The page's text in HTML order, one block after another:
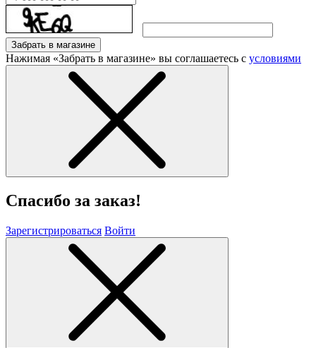
Забрать в магазине
Нажимая «Забрать в магазине» вы соглашаетесь с условиями
Спасибо за заказ!
Зарегистрироваться Войти